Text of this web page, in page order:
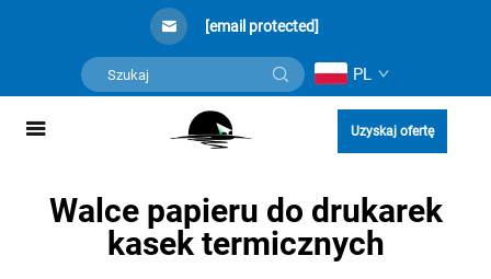
[email protected]
PL
Uzyskaj ofertę
Walce papieru do drukarek
kasek termicznych